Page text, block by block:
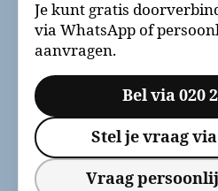
Je kunt gratis
via WhatsApp of
aanvragen.
Bel via 020
Stel je vraag
Vraag